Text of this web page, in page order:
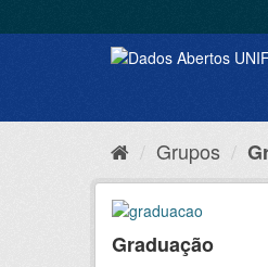
Grupos
Graduação